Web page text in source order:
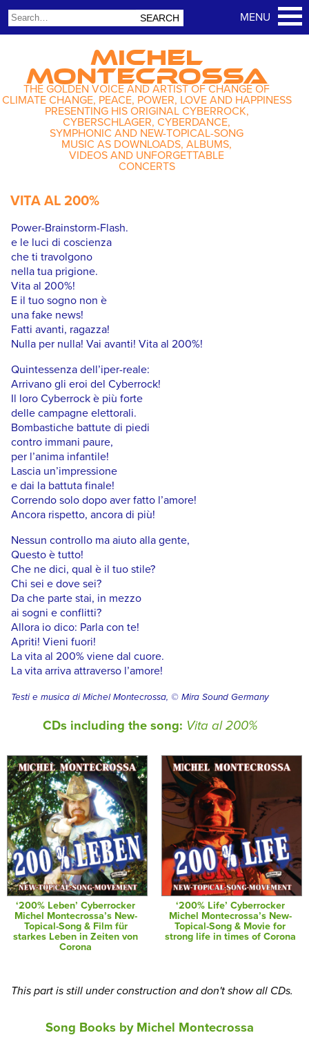
MICHEL
MONTECROSSA
THE GOLDEN VOICE AND ARTIST OF CHANGE OF
CLIMATE CHANGE, PEACE, POWER, LOVE AND HAPPINESS
PRESENTING HIS ORIGINAL CYBERROCK,
CYBERSCHLAGER, CYBERDANCE,
SYMPHONIC AND NEW-TOPICAL-SONG
MUSIC AS DOWNLOADS, ALBUMS,
VIDEOS AND UNFORGETTABLE
CONCERTS
VITA AL 200%
Power-Brainstorm-Flash.
e le luci di coscienza
che ti travolgono
nella tua prigione.
Vita al 200%!
E il tuo sogno non è
una fake news!
Fatti avanti, ragazza!
Nulla per nulla! Vai avanti! Vita al 200%!
Quintessenza dell’iper-reale:
Arrivano gli eroi del Cyberrock!
Il loro Cyberrock è più forte
delle campagne elettorali.
Bombastiche battute di piedi
contro immani paure,
per l’anima infantile!
Lascia un’impressione
e dai la battuta finale!
Correndo solo dopo aver fatto l’amore!
Ancora rispetto, ancora di più!
Nessun controllo ma aiuto alla gente,
Questo è tutto!
Che ne dici, qual è il tuo stile?
Chi sei e dove sei?
Da che parte stai, in mezzo
ai sogni e conflitti?
Allora io dico: Parla con te!
Apriti! Vieni fuori!
La vita al 200% viene dal cuore.
La vita arriva attraverso l’amore!
Testi e musica di Michel Montecrossa, © Mira Sound Germany
CDs including the song: Vita al 200%
‘200% Leben’ Cyberrocker
Michel Montecrossa’s New-
Topical-Song & Film für
starkes Leben in Zeiten von
Corona
‘200% Life’ Cyberrocker
Michel Montecrossa’s New-
Topical-Song & Movie for
strong life in times of Corona
This part is still under construction and don't show all CDs.
Song Books by Michel Montecrossa